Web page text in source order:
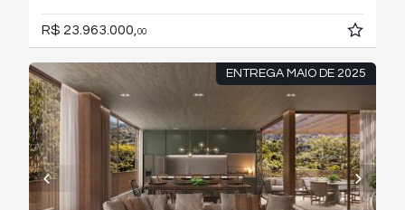
R$ 23.963.000,00
ENTREGA MAIO DE 2025